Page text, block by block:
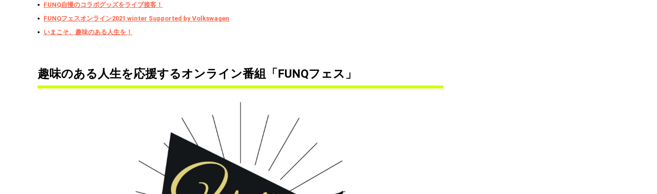
FUNQ自慢のコラボグッズをライブ接客！
FUNQフェスオンライン2021 winter Supported by Volkswagen
いまこそ、趣味のある人生を！
趣味のある人生を応援するオンライン番組「FUNQフェス」